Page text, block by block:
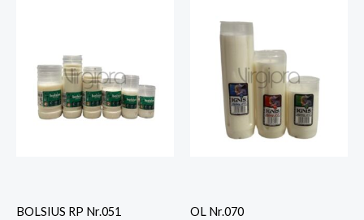
BOLSIUS RP Nr.051 OL Nr.070